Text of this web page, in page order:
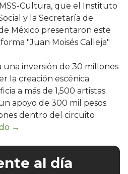
Cultura, que el Instituto
y la Secretaría de
México presentaron este
"Juan Moisés Calleja"
una inversión de 30 millones
la creación escénica
a más de 1,500 artistas.
apoyo de 300 mil pesos
dentro del circuito
al día